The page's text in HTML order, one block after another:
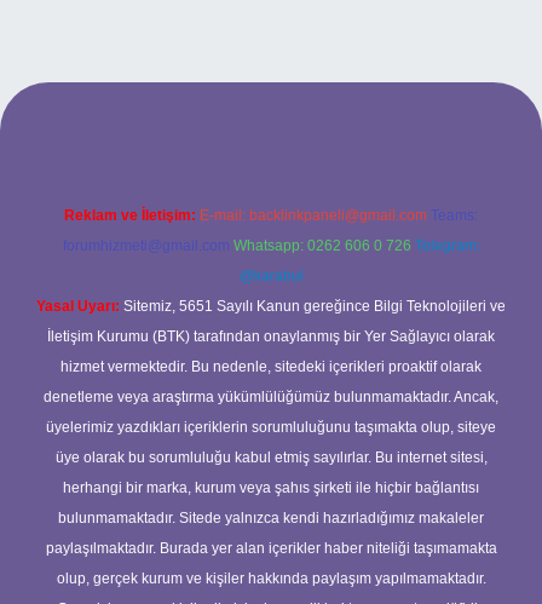
Reklam ve İletişim: E-mail: backlinkpaneli@gmail.com Teams:
forumhizmeti@gmail.com Whatsapp: 0262 606 0 726 Telegram:
@karabul
Yasal Uyarı: Sitemiz, 5651 Sayılı Kanun gereğince Bilgi Teknolojileri ve
İletişim Kurumu (BTK) tarafından onaylanmış bir Yer Sağlayıcı olarak
hizmet vermektedir. Bu nedenle, sitedeki içerikleri proaktif olarak
denetleme veya araştırma yükümlülüğümüz bulunmamaktadır. Ancak,
üyelerimiz yazdıkları içeriklerin sorumluluğunu taşımakta olup, siteye
üye olarak bu sorumluluğu kabul etmiş sayılırlar. Bu internet sitesi,
herhangi bir marka, kurum veya şahıs şirketi ile hiçbir bağlantısı
bulunmamaktadır. Sitede yalnızca kendi hazırladığımız makaleler
paylaşılmaktadır. Burada yer alan içerikler haber niteliği taşımamakta
olup, gerçek kurum ve kişiler hakkında paylaşım yapılmamaktadır.